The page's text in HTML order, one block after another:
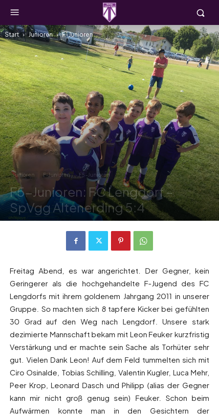
Start Junioren F-Junioren
Junioren F-Junioren F5-Junioren
F5-Junioren: FC Lengdorf –
SpVgg Altenerding 5:4
Von Andreas Heilmaier - 13. Mai 2018 1468 0
Freitag Abend, es war angerichtet. Der Gegner, kein
Geringerer als die hochgehandelte F-Jugend des FC
Lengdorfs mit ihrem goldenem Jahrgang 2011 in unserer
Gruppe. So machten sich 8 tapfere Kicker bei gefühlten
30 Grad auf den Weg nach Lengdorf. Unsere stark
dezimierte Mannschaft bekam mit Leon Feuker kurzfristig
Verstärkung und er machte sein Sache als Torhüter sehr
gut. Vielen Dank Leon! Auf dem Feld tummelten sich mit
Ciro Osinalde, Tobias Schilling, Valentin Kugler, Luca Mehr,
Peer Krop, Leonard Dasch und Philipp (alias der Gegner
kann mir nicht groß genug sein) Feuker. Schon beim
Aufwärmen konnte man in den Gesichtern der